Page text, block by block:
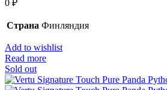
0 ₽
Страна Финляндия
Add to wishlist
Read more
Sold out